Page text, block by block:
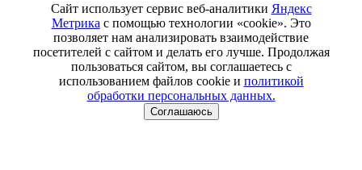
Сайт использует сервис веб-аналитики Яндекс
Метрика с помощью технологии «cookie». Это
позволяет нам анализировать взаимодействие
посетителей с сайтом и делать его лучше. Продолжая
пользоваться сайтом, вы соглашаетесь с
использованием файлов cookie и политикой
обработки персональных данных.
Соглашаюсь